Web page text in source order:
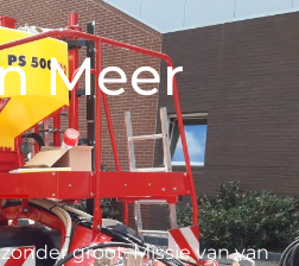
Meer
groot. Missie van van